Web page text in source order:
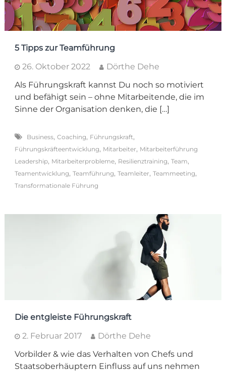
5 Tipps zur Teamführung
26. Oktober 2022
Dörthe Dehe
Als Führungskraft kannst Du noch so motiviert
und befähigt sein – ohne Mitarbeitende, die im
Sinne der Organisation denken, die […]
Business, Coaching, Führungskraft,
Führungskräfteentwicklung, Mitarbeiter, Mitarbeiterführung
Leadership, Mitarbeiterprobleme, Resilienztraining, Team,
Teamentwicklung, Teamführung, Teamleiter, Teammeeting,
Transformationale Führung
Die entgleiste Führungskraft
2. Februar 2017
Dörthe Dehe
Vorbilder & wie das Verhalten von Chefs und
Staatsoberhäuptern Einfluss auf uns nehmen